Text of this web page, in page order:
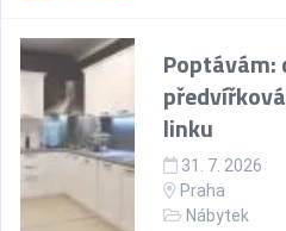
Poptávám:
linku
31. 7. 2026
Praha
Nábytek